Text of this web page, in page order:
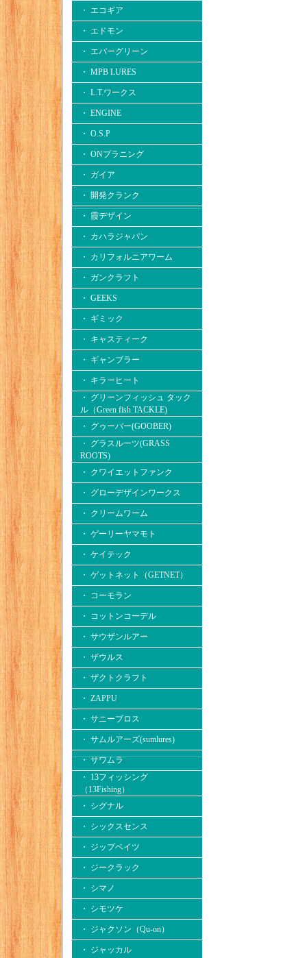
・ エコギア
・ エドモン
・ エバーグリーン
・ MPB LURES
・ L.T.ワークス
・ ENGINE
・ O.S.P
・ ONプラニング
・ ガイア
・ 開発クランク
・ 霞デザイン
・ カハラジャパン
・ カリフォルニアワーム
・ ガンクラフト
・ GEEKS
・ ギミック
・ キャスティーク
・ ギャンブラー
・ キラーヒート
・ グリーンフィッシュ タック
ル（Green fish TACKLE)
・ グゥーバー(GOOBER)
・ グラスルーツ(GRASS
ROOTS)
・ クワイエットファンク
・ グローデザインワークス
・ クリームワーム
・ ゲーリーヤマモト
・ ケイテック
・ ゲットネット（GETNET）
・ コーモラン
・ コットンコーデル
・ サウザンルアー
・ ザウルス
・ ザクトクラフト
・ ZAPPU
・ サニーブロス
・ サムルアーズ(sumlures)
・ サワムラ
・ 13フィッシング
（13Fishing）
・ シグナル
・ シックスセンス
・ ジップベイツ
・ ジークラック
・ シマノ
・ シモツケ
・ ジャクソン（Qu-on）
・ ジャッカル